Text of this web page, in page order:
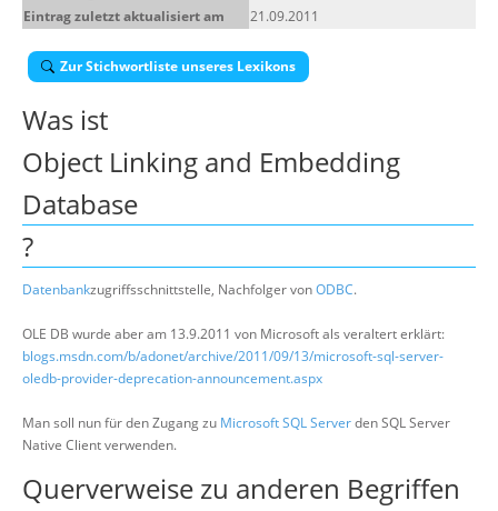
Eintrag zuletzt aktualisiert am
21.09.2011
Zur Stichwortliste unseres Lexikons
Was ist
Object Linking and Embedding
Database
?
Datenbankzugriffsschnittstelle, Nachfolger vonODBC.
OLE DB wurde aber am 13.9.2011 von Microsoft als veraltert erklärt:
blogs.msdn.com/b/adonet/archive/2011/09/13/microsoft-sql-server-
oledb-provider-deprecation-announcement.aspx
Man soll nun für den Zugang zu Microsoft SQL Serverden SQL Server
Native Client verwenden.
Querverweise zu anderen Begriffen